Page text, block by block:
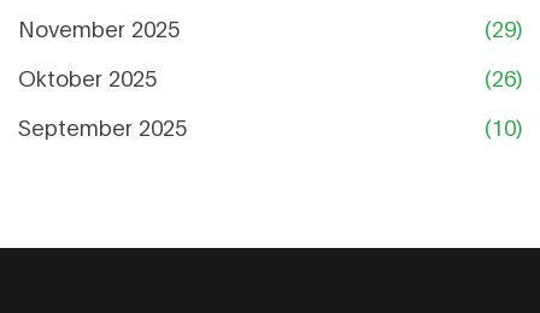
November 2025
(29)
Oktober 2025
(26)
September 2025
(10)